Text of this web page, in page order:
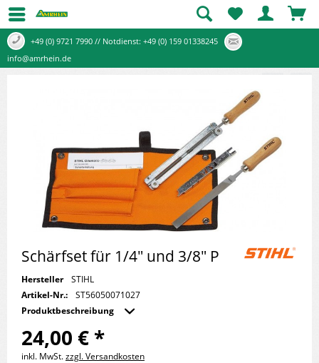
+49 (0) 9721 7990 // Notdienst: +49 (0) 159 01338245
info@amrhein.de
Schärfset für 1/4" und 3/8" P
Hersteller
STIHL
Artikel-Nr.:
ST56050071027
Produktbeschreibung
24,00 € *
inkl. MwSt.zzgl. Versandkosten